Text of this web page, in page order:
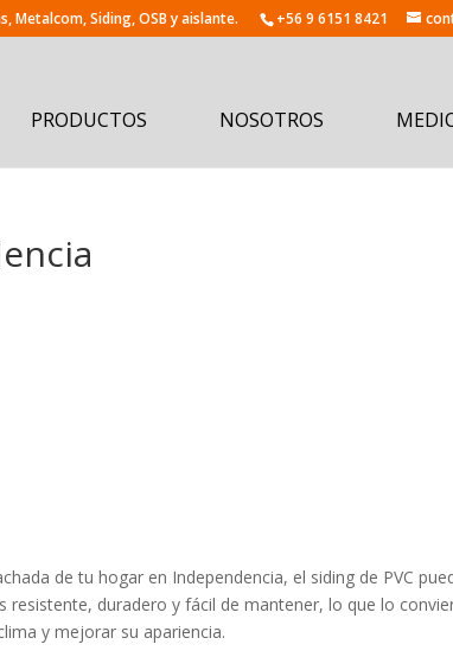
+56 9 6151 8421
PRODUCTOS NOSOTROS
de tu hogar en Independencia, el siding de PVC
resistente, duradero y fácil de mantener, lo que lo
y mejorar su apariencia.